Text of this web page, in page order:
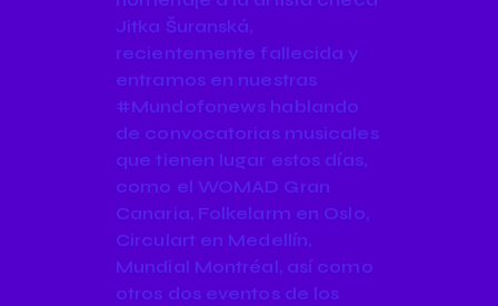
Jitka Šuranská,
recientemente fallecida y
entramos en nuestras
#Mundofonews hablando
de convocatorias musicales
que tienen lugar estos días,
como el WOMAD Gran
Canaria, Folkelarm en Oslo,
Circulart en Medellín,
Mundial Montréal, así como
otros dos eventos de los